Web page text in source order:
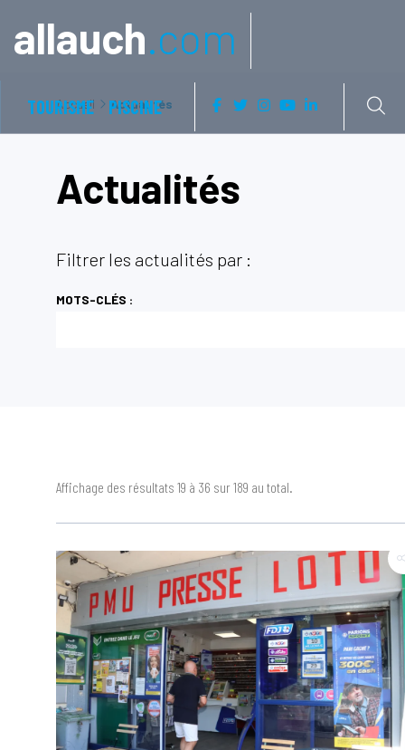
allauch.com
TOURISME PISCINE
Accueil Actualités
Actualités
Filtrer les actualités par :
MOTS-CLÉS :
Affichage des résultats 19 à 36 sur 189 au total.